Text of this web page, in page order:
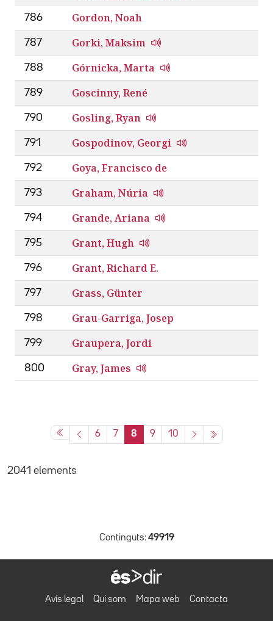
786 Gordon, Noah
787 Gorki, Maksim
788 Górnicka, Marta
789 Goscinny, René
790 Gosling, Ryan
791 Gospodinov, Georgi
792 Goya, Francisco de
793 Graham, Núria
794 Grande, Ariana
795 Grant, Hugh
796 Grant, Richard E.
797 Grass, Günter
798 Grau-Garriga, Josep
799 Graupera, Jordi
800 Gray, James
6 7 8 9 10
2041 elements
Continguts: 49919
Avís legal Qui som Mapa web Contacta